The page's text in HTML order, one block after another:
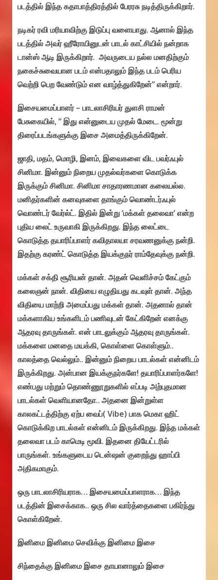
படத்தில் இந்த கதாபாத்திரத்தில் பேரரசு நடித்திருக்கிறார்.
நடிகர் ரவி மரியாவிற்கு இடுப்பு வளையாது. ஆனால் இந்த
படத்தில் அவர் ஹீரோயினுடன் பாடல் காட்சியில் நன்றாக
டான்ஸ் ஆடி இருக்கிறார். அவருடைய நல்ல மனதிற்கும்
நகைச்சுவையான படம் என்பதாலும் இந்த படம் பெரிய
வெற்றி பெற வேண்டும் என வாழ்த்துகிறேன்” என்றார்.
இசையமைப்பாளர் – பாடலாசிரியர் துளசி ராமன்
பேசுகையில், ” இது என்னுடைய முதல் மேடை. மூன்று
திரைப்படங்களுக்கு இசை அமைத்திருக்கிறேன்.
ஜாதி, மதம், மொழி, இனம், இவைகளை விட பவர்ஃபுல்
சினிமா. இன்னும் நிறைய முதல்வர்களை கொடுக்க
இருக்கும் சினிமா. சினிமா சாதாரணமான கலையல்ல.
மனிதர்களின் கனவுகளை தாங்கும் வொண்டர்ஃபுல்
வொண்டர் வேர்ல்ட். இதில் இன்று ‘மக்கள் தலைவா’ என்ற
புதிய லைட் உருவாகி இருக்கிறது. இந்த லைட்டை
கொடுத்த தயாரிப்பாளர் கவிதாலயா சரவணனுக்கு நன்றி.
இதற்கு கரண்ட் கொடுத்த இயக்குநர் ராம்தேவுக்கு நன்றி.
மக்கள் சக்தி சூரியன் தான். அதன் வெளிச்சம் கேட்கும்
கலைஞன் நான். விதியை எழுதியது கடவுள் தான். அந்த
விதியை மாற்றி அமைப்பது மக்கள் தான். அதனால் தான்
மக்களாகிய உங்களிடம் பணிவுடன் கேட்கிறேன் எனக்கு
ஆதரவு தாருங்கள். என் பாடலுக்கும் ஆதரவு தாருங்கள்.
மக்களை மனதை மயக்கி, கொள்ளை கொள்ளும்..
காலத்தை வெல்லும்.. இன்னும் நிறைய பாடல்கள் என்னிடம்
இருக்கிறது. அன்பான இயக்குநர்களே! தயாரிப்பாளர்களே!
எண்பது மற்றும் தொண்ணூறுகளில் எப்படி அற்புதமான
பாடல்கள் வெளியானதோ.. அதனை இன்றுள்ள
காலகட்டத்திற்கு ஏற்ப வைப்( Vibe) பாக மெகா ஹிட்
கொடுக்கிற பாடல்கள் என்னிடம் இருக்கிறது. இந்த மக்கள்
தலைவா படம் காமெடி மூவி. இதனை தியேட்டரில்
பாருங்கள். உங்களுடைய டென்ஷன் குறைந்து ஹாப்பி
அதிகமாகும்.
ஒரு பாடலாசிரியராக… இசையமைப்பாளராக… இந்த
படத்தின் இசைக்காக.. ஒரு சில வார்த்தைகளை பகிர்ந்து
கொள்கிறேன்.
இனிமை இனிமை செவிக்கு இனிமை இசை
சிந்தைக்கு இனிமை இசை தாயானாலும் இசை